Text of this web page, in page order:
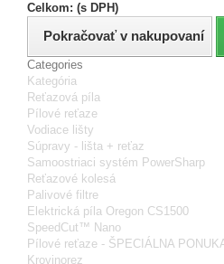
Celkom: (s DPH)
Pokračovať v nakupovaní
Categories
Kategória
Reťazová píla
Pílové reťaze
Vodiace lišty
Súpravy - lišta + reťaz
Samoostriaci systém PowerSharp
Reťazové kolesá
Palivové filtre
Elektrická píla Oregon CS1500
SpeedCut™ Nano
Pílové reťaze - ŠPECIÁLNA
Krovinorez